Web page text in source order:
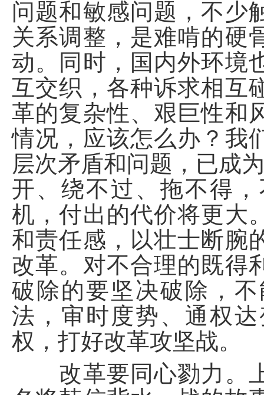
问题和敏感问题，不少
关系调整，是难啃的硬
动。同时，国内外环境
互交织，各种诉求相互
革的复杂性、艰巨性和
情况，应该怎么办？我
层次矛盾和问题，已成
开、绕不过、拖不得
机，付出的代价将更大
和责任感，以壮士断腕
改革。对不合理的既得
破除的要坚决破除，
法，审时度势、通权
权，打好改革攻坚战。
改革要同心勠力。上